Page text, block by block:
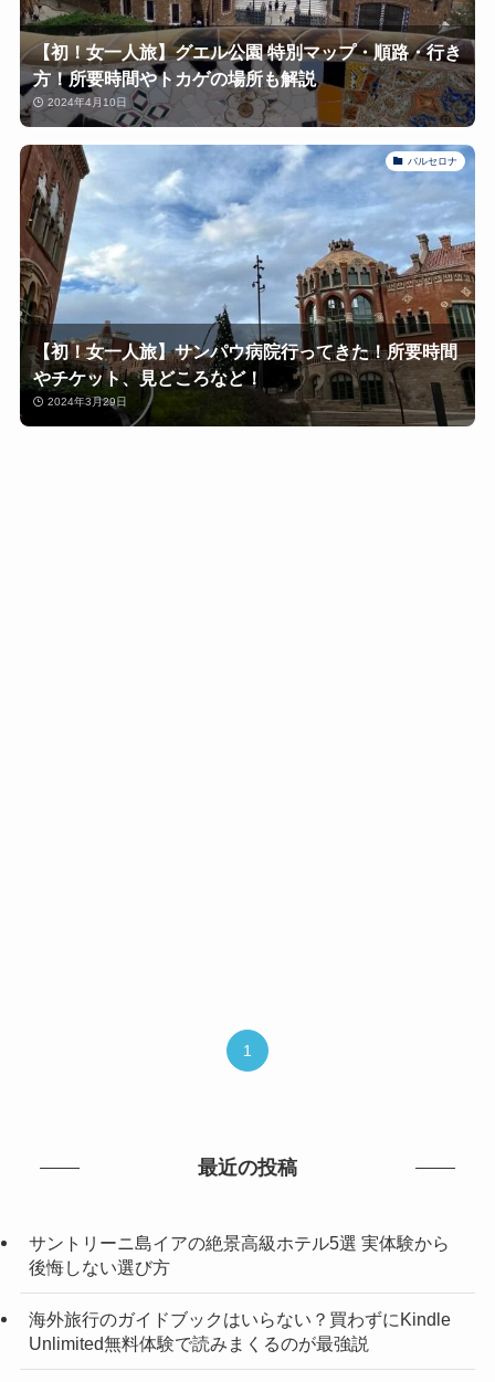
【初！女一人旅】グエル公園 特別マップ・順路・行き
方！所要時間やトカゲの場所も解説
2024年4月10日
バルセロナ
【初！女一人旅】サンパウ病院行ってきた！所要時間
やチケット、見どころなど！
2024年3月29日
1
最近の投稿
サントリーニ島イアの絶景高級ホテル5選 実体験から
後悔しない選び方
海外旅行のガイドブックはいらない？買わずにKindle
Unlimited無料体験で読みまくるのが最強説